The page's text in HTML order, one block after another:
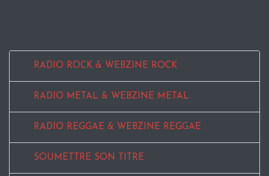
RADIO ROCK & WEBZINE ROCK
RADIO METAL & WEBZINE METAL
RADIO REGGAE & WEBZINE REGGAE
SOUMETTRE SON TITRE